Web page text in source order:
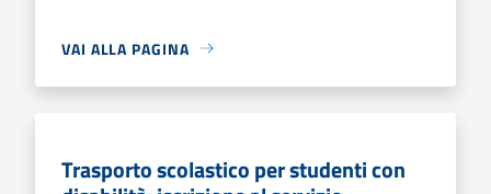
VAI ALLA PAGINA
Trasporto scolastico per studenti con